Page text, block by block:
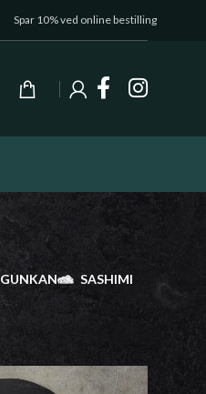
Spar 10% ved online bestilling
GUNKAN
SASHIMI